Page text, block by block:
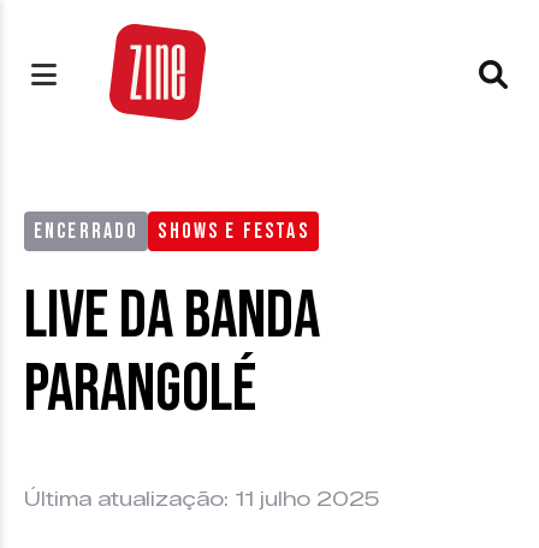
ENCERRADO SHOWS E FESTAS
Live da Banda
Parangolé
Última atualização: 11 julho 2025